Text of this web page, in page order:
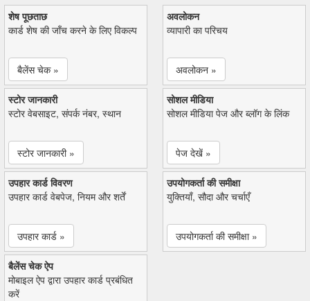
शेष पूछताछ
कार्ड शेष की जाँच करने के लिए विकल्प
बैलेंस चेक »
अवलोकन
व्यापारी का परिचय
अवलोकन »
स्टोर जानकारी
स्टोर वेबसाइट, संपर्क नंबर, स्थान
स्टोर जानकारी »
सोशल मीडिया
सोशल मीडिया पेज और ब्लॉग के लिंक
पेज देखें »
उपहार कार्ड विवरण
उपहार कार्ड वेबपेज, नियम और शर्तें
उपहार कार्ड »
उपयोगकर्ता की समीक्षा
युक्तियाँ, सौदा और चर्चाएँ
उपयोगकर्ता की समीक्षा »
बैलेंस चेक ऐप
मोबाइल ऐप द्वारा उपहार कार्ड प्रबंधित
करें